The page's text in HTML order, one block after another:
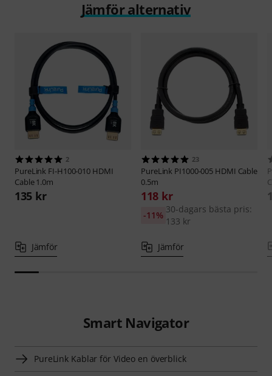
Jämför alternativ
2
PureLink FI-H100-010 HDMI
Cable 1.0m
135 kr
Jämför
23
PureLink PI1000-005 HDMI Cable
0.5m
118 kr
30-dagars bästa pris:
133 kr
-11%
Jämför
Smart Navigator
PureLink Kablar för Video en överblick